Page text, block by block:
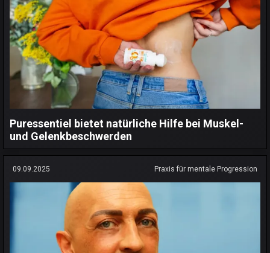
Puressentiel bietet natürliche Hilfe bei Muskel-
und Gelenkbeschwerden
09.09.2025 Praxis für mentale Progression